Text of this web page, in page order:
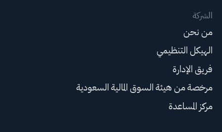
الشركة
من نحن
الهيكل التنظيمي
فريق الإدارة
مرخصة من هيئة السوق المالية السعودية
مركز المساعدة